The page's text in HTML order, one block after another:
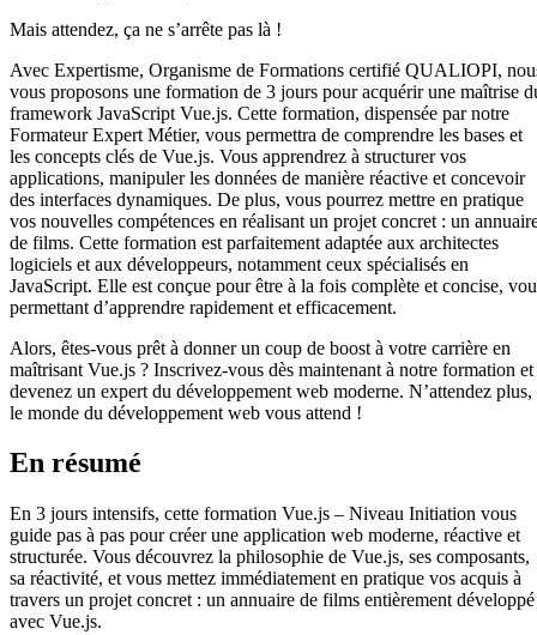
Mais attendez, ça ne s’arrête pas là !
Avec Expertisme, Organisme de Formations certifié QUALIOPI,
vous proposons une formation de 3 jours pour acquérir une maîtrise
framework JavaScript Vue.js. Cette formation, dispensée par notre
Formateur Expert Métier, vous permettra de comprendre les bases et
les concepts clés de Vue.js. Vous apprendrez à structurer vos
applications, manipuler les données de manière réactive et concevoir
des interfaces dynamiques. De plus, vous pourrez mettre en pratique
vos nouvelles compétences en réalisant un projet concret : un
de films. Cette formation est parfaitement adaptée aux architectes
logiciels et aux développeurs, notamment ceux spécialisés en
JavaScript. Elle est conçue pour être à la fois complète et concise,
permettant d’apprendre rapidement et efficacement.
Alors, êtes-vous prêt à donner un coup de boost à votre carrière en
maîtrisant Vue.js ? Inscrivez-vous dès maintenant à notre formation et
devenez un expert du développement web moderne. N’attendez plus,
le monde du développement web vous attend !
En résumé
En 3 jours intensifs, cette formation Vue.js – Niveau Initiation vous
guide pas à pas pour créer une application web moderne, réactive et
structurée. Vous découvrez la philosophie de Vue.js, ses composants,
sa réactivité, et vous mettez immédiatement en pratique vos acquis à
travers un projet concret : un annuaire de films entièrement développé
avec Vue.js.